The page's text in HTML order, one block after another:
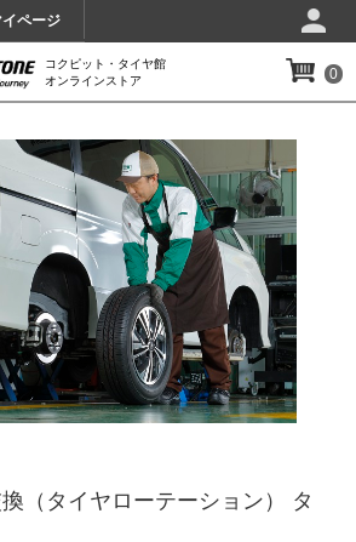
イページ
コクピット・タイヤ館
オンラインストア
0
（タイヤローテーション） タ